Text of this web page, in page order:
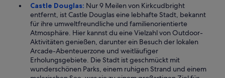
Castle Douglas: Nur 9 Meilen von Kirkcudbright
entfernt, ist Castle Douglas eine lebhafte Stadt, bekannt
für ihre umweltfreundliche und familienorientierte
Atmosphäre. Hier kannst du eine Vielzahl von Outdoor-
Aktivitäten genießen, darunter ein Besuch der lokalen
Arcade-Abenteuerzone und weitläufiger
Erholungsgebiete. Die Stadt ist geschmückt mit
wunderschönen Parks, einem ruhigen Strand und einem